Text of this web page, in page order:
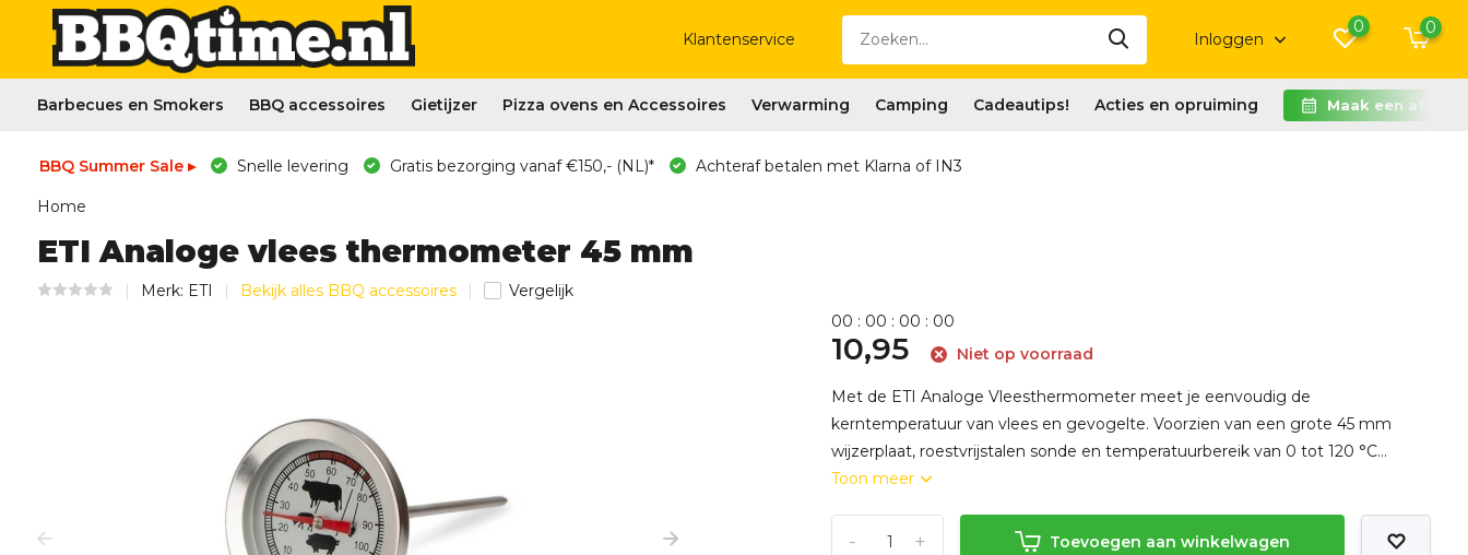
Klantenservice Inloggen
0 0
Barbecues en Smokers BBQ accessoires Gietijzer Pizza ovens en Accessoires Verwarming Camping Cadeautips! Acties en opruiming Maak een
BBQ Summer Sale ▸ Snelle levering Gratis bezorging vanaf €150,- (NL)* Achteraf betalen met Klarna of IN3
Home
ETI Analoge vlees thermometer 45 mm
Merk: ETI Bekijk alles BBQ accessoires Vergelijk
00 : 00 : 00 : 00
10,95 Niet op voorraad
Met de ETI Analoge Vleesthermometer meet je eenvoudig de
kerntemperatuur van vlees en gevogelte. Voorzien van een grote 45 mm
wijzerplaat, roestvrijstalen sonde en temperatuurbereik van 0 tot 120 °C...
Toon meer
+
- Toevoegen aan winkelwagen